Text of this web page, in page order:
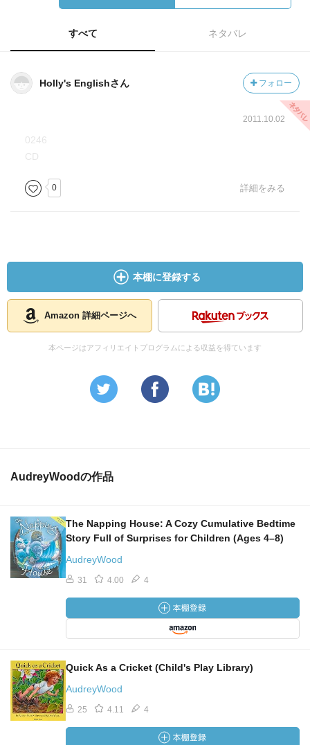
すべて ネタバレ
Holly's Englishさん フォロー
2011.10.02
0246
CD
0 詳細をみる
本棚に登録する
Amazon 詳細ページへ
本ページはアフィリエイトプログラムによる収益を得ています
AudreyWoodの作品
The Napping House: A Cozy Cumulative Bedtime
Story Full of Surprises for Children (Ages 4–8)
AudreyWood
31 4.00 4
Quick As a Cricket (Child's Play Library)
AudreyWood
25 4.11 4